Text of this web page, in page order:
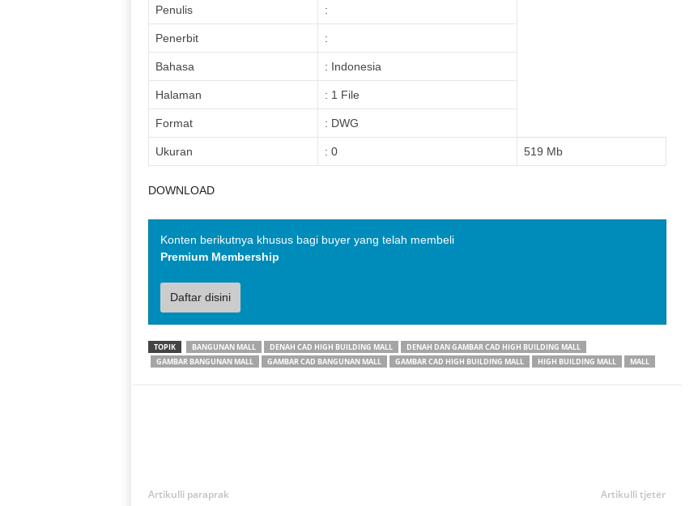
Penulis :
Penerbit :
Bahasa : Indonesia
Halaman : 1 File
Format : DWG
Ukuran : 0 519 Mb
DOWNLOAD
Konten berikutnya khusus bagi buyer yang telah membeli
Premium Membership
Daftar disini
TOPIK BANGUNAN MALL DENAH CAD HIGH BUILDING MALL
DENAH DAN GAMBAR CAD HIGH BUILDING MALL
GAMBAR BANGUNAN MALL
GAMBAR CAD BANGUNAN MALL GAMBAR CAD HIGH BUILDING MALL HIGH BUILDING MALL MALL
Artikulli paraprak Artikulli tjetër